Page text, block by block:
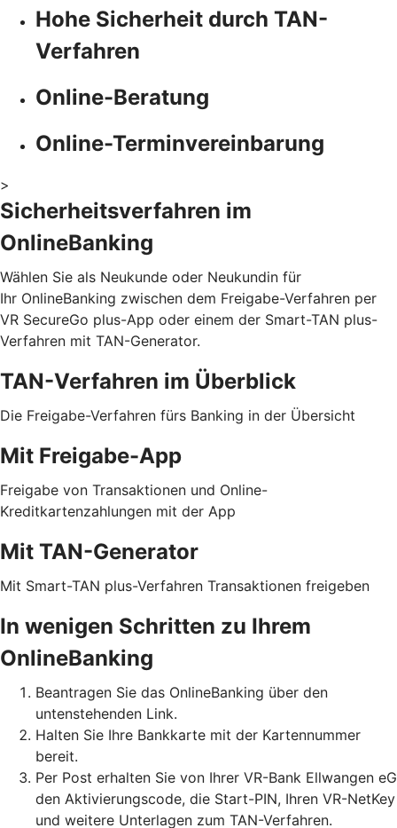
Hohe Sicherheit durch TAN-
Verfahren
Online-Beratung
Online-Terminvereinbarung
>
Sicherheitsverfahren im
OnlineBanking
Wählen Sie als Neukunde oder Neukundin für
Ihr OnlineBanking zwischen dem Freigabe-Verfahren per
VR SecureGo plus-App oder einem der Smart-TAN plus-
Verfahren mit TAN-Generator.
TAN-Verfahren im Überblick
Die Freigabe-Verfahren fürs Banking in der Übersicht
Mit Freigabe-App
Freigabe von Transaktionen und Online-
Kreditkartenzahlungen mit der App
Mit TAN-Generator
Mit Smart-TAN plus-Verfahren Transaktionen freigeben
In wenigen Schritten zu Ihrem
OnlineBanking
Beantragen Sie das OnlineBanking über den
untenstehenden Link.
Halten Sie Ihre Bankkarte mit der Kartennummer
bereit.
Per Post erhalten Sie von Ihrer VR-Bank Ellwangen eG
den Aktivierungscode, die Start-PIN, Ihren VR-NetKey
und weitere Unterlagen zum TAN-Verfahren.